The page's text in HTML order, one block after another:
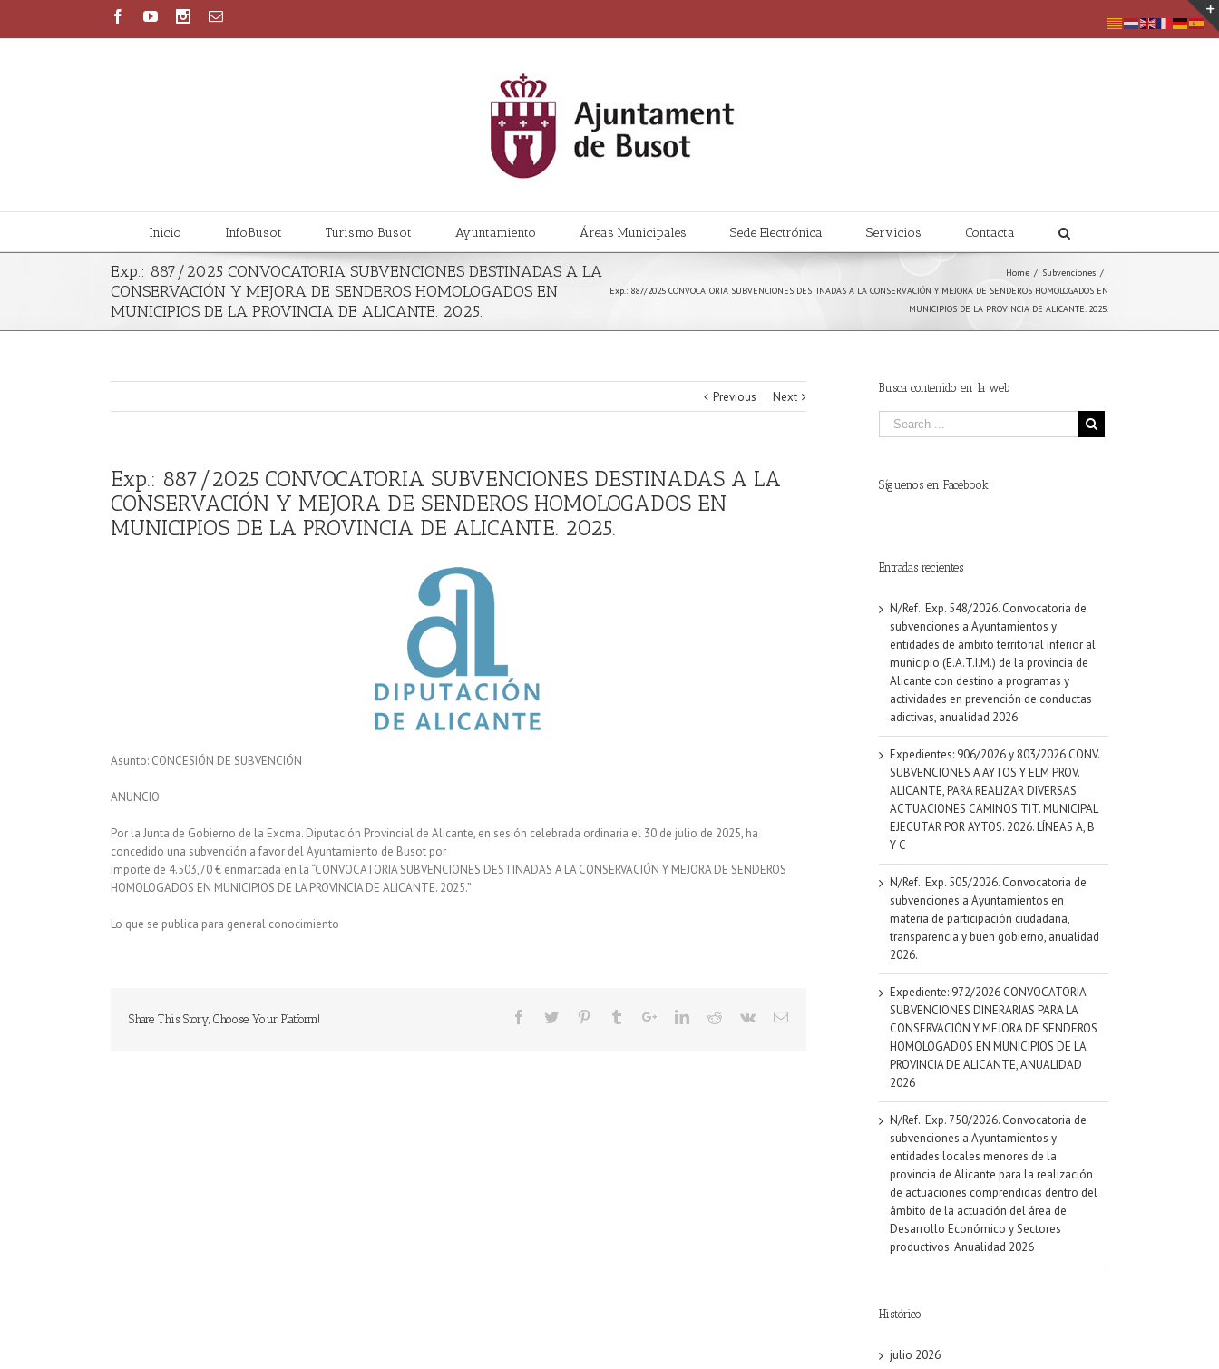
Inicio InfoBusot Turismo Busot Ayuntamiento Áreas Municipales Sede Electrónica Servicios Contacta
Exp.: 887/2025 CONVOCATORIA SUBVENCIONES DESTINADAS A LA
CONSERVACIÓN Y MEJORA DE SENDEROS HOMOLOGADOS EN
MUNICIPIOS DE LA PROVINCIA DE ALICANTE. 2025.
Home / Subvenciones /
Exp.: 887/2025 CONVOCATORIA SUBVENCIONES DESTINADAS A LA CONSERVACIÓN Y MEJORA DE SENDEROS HOMOLOGADOS EN
MUNICIPIOS DE LA PROVINCIA DE ALICANTE. 2025.
Previous Next
Exp.: 887/2025 CONVOCATORIA SUBVENCIONES DESTINADAS A LA
CONSERVACIÓN Y MEJORA DE SENDEROS HOMOLOGADOS EN
MUNICIPIOS DE LA PROVINCIA DE ALICANTE. 2025.
Asunto: CONCESIÓN DE SUBVENCIÓN
ANUNCIO
Por la Junta de Gobierno de la Excma. Diputación Provincial de Alicante, en sesión celebrada ordinaria el 30 de julio de 2025, ha
concedido una subvención a favor del Ayuntamiento de Busot por
importe de 4.503,70 € enmarcada en la “CONVOCATORIA SUBVENCIONES DESTINADAS A LA CONSERVACIÓN Y MEJORA DE SENDEROS
HOMOLOGADOS EN MUNICIPIOS DE LA PROVINCIA DE ALICANTE. 2025.”
Lo que se publica para general conocimiento
Share This Story, Choose Your Platform!
Busca contenido en la web
Síguenos en Facebook
Entradas recientes
N/Ref.: Exp. 548/2026. Convocatoria de
subvenciones a Ayuntamientos y
entidades de ámbito territorial inferior al
municipio (E.A.T.I.M.) de la provincia de
Alicante con destino a programas y
actividades en prevención de conductas
adictivas, anualidad 2026.
Expedientes: 906/2026 y 803/2026 CONV.
SUBVENCIONES A AYTOS Y ELM PROV.
ALICANTE, PARA REALIZAR DIVERSAS
ACTUACIONES CAMINOS TIT. MUNICIPAL
EJECUTAR POR AYTOS. 2026. LÍNEAS A, B
Y C
N/Ref.: Exp. 505/2026. Convocatoria de
subvenciones a Ayuntamientos en
materia de participación ciudadana,
transparencia y buen gobierno, anualidad
2026.
Expediente: 972/2026 CONVOCATORIA
SUBVENCIONES DINERARIAS PARA LA
CONSERVACIÓN Y MEJORA DE SENDEROS
HOMOLOGADOS EN MUNICIPIOS DE LA
PROVINCIA DE ALICANTE, ANUALIDAD
2026
N/Ref.: Exp. 750/2026. Convocatoria de
subvenciones a Ayuntamientos y
entidades locales menores de la
provincia de Alicante para la realización
de actuaciones comprendidas dentro del
ámbito de la actuación del área de
Desarrollo Económico y Sectores
productivos. Anualidad 2026
Histórico
julio 2026